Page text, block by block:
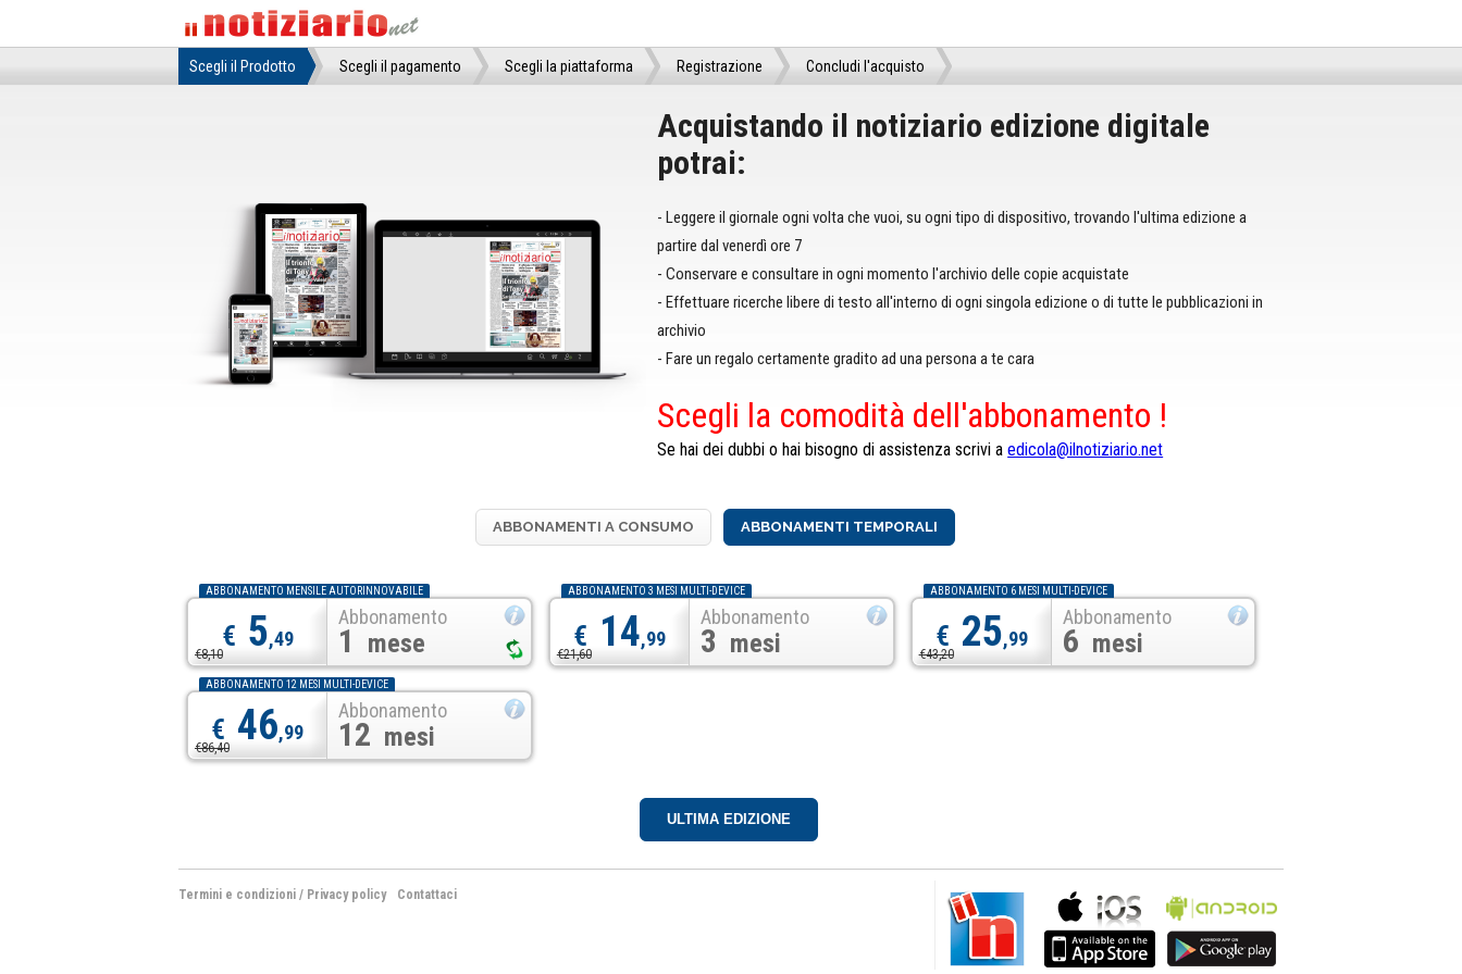
Scegli il Prodotto Scegli il pagamento Scegli la piattaforma Registrazione Concludi l'acquisto
Acquistando il notiziario edizione digitale
potrai:
- Leggere il giornale ogni volta che vuoi, su ogni tipo di dispositivo, trovando l'ultima edizione a
partire dal venerdì ore 7
- Conservare e consultare in ogni momento l'archivio delle copie acquistate
- Effettuare ricerche libere di testo all'interno di ogni singola edizione o di tutte le pubblicazioni in
archivio
- Fare un regalo certamente gradito ad una persona a te cara
Scegli la comodità dell'abbonamento !
Se hai dei dubbi o hai bisogno di assistenza scrivi aedicola@ilnotiziario.net
ABBONAMENTI A CONSUMO ABBONAMENTI TEMPORALI
€ 5,49
Abbonamento
1 mese
ABBONAMENTO MENSILE AUTORINNOVABILE
€8,10
€ 14,99
Abbonamento
3 mesi
ABBONAMENTO 3 MESI MULTI-DEVICE
€21,60
€ 25,99
Abbonamento
6 mesi
ABBONAMENTO 6 MESI MULTI-DEVICE
€43,20
€ 46,99
Abbonamento
12 mesi
ABBONAMENTO 12 MESI MULTI-DEVICE
€86,40
ULTIMA EDIZIONE
Termini e condizioni / Privacy policy Contattaci